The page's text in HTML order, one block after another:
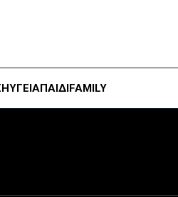
ΥΓΕΊΑΠΑΙΔΙFAMILY